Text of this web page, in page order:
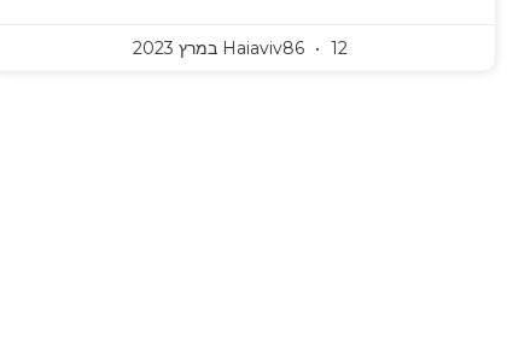
Haiaviv86 12 במרץ 2023